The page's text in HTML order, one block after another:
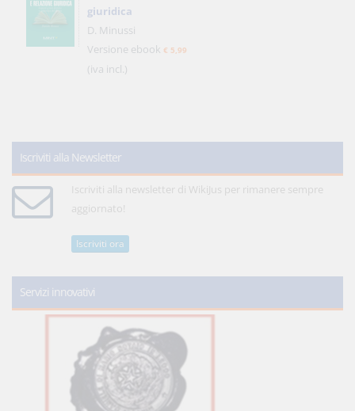
giuridica
D. Minussi
Versione ebook € 5,99
(iva incl.)
Iscriviti alla Newsletter
Iscriviti alla newsletter di WikiJus per rimanere sempre
aggiornato!
Iscriviti ora
Servizi innovativi